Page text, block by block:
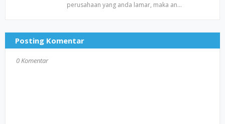
perusahaan yang anda lamar, maka an…
Posting Komentar
0 Komentar